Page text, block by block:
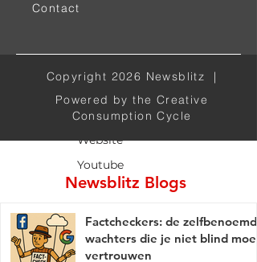
Alle kanalen
Twitter
Website
Youtube
Newsblitz Blogs
Factcheckers: de zelfbenoemde
wachters die je niet blind moet
vertrouwen
Contact
Copyright 2026 Newsblitz |
Powered by the Creative
Consumption Cycle